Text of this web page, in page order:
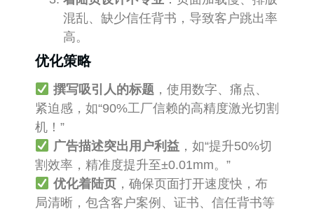
混乱、缺少信任背书，导致客户跳出率
高。
优化策略
撰写吸引人的标题，使用数字、痛点、
紧迫感，如“90%工厂信赖的高精度激光切割
机！”
广告描述突出用户利益，如“提升50%切
割效率，精准度提升至±0.01mm。”
优化着陆页，确保页面打开速度快，布
局清晰，包含客户案例、证书、信任背书等